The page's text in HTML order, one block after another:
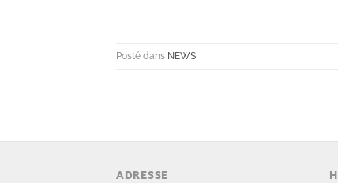
Posté dans NEWS
ADRESSE